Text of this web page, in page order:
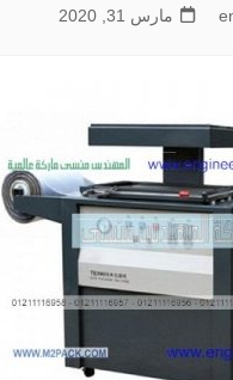
مارس 31, 2020